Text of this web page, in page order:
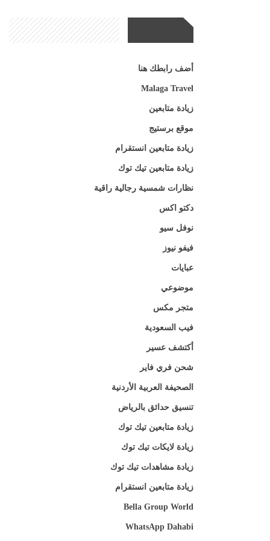
أضف رابطك هنا
Malaga Travel
زيادة متابعين
موقع برستيج
زيادة متابعين انستقرام
زيادة متابعين تيك توك
نظارات شمسية رجالية راقية
دكتو اكس
نوفل سيو
فيفو نيوز
عبايات
موضوعي
متجر مكس
فيب السعودية
أكتشف عسير
شحن فري فاير
الصحيفة العربية الأردنية
تنسيق حدائق بالرياض
زيادة متابعين تيك توك
زيادة لايكات تيك توك
زيادة مشاهدات تيك توك
زيادة متابعين انستقرام
Bella Group World
WhatsApp Dahabi